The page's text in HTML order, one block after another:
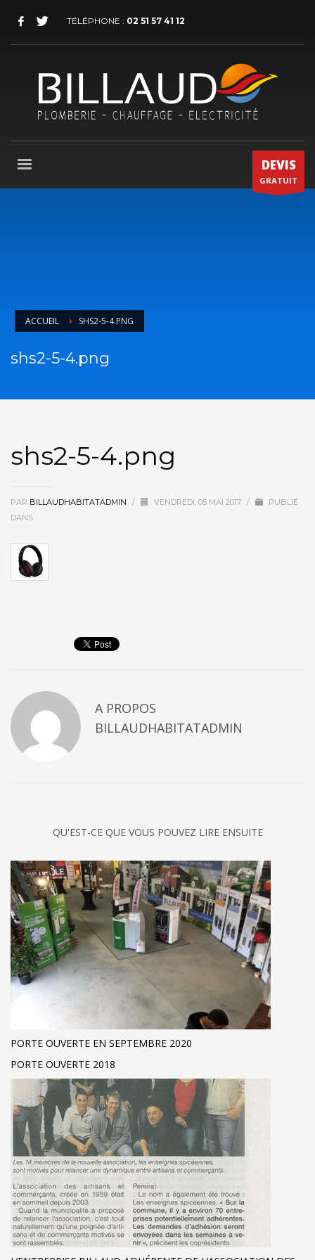
TÉLÉPHONE : 02 51 57 41 12
DEVIS
GRATUIT
ACCUEIL SHS2-5-4.PNG
shs2-5-4.png
shs2-5-4.png
PAR BILLAUDHABITATADMIN / VENDREDI, 05 MAI 2017 /
PUBLIÉ
DANS
A PROPOS
BILLAUDHABITATADMIN
QU'EST-CE QUE VOUS POUVEZ LIRE ENSUITE
PORTE OUVERTE EN SEPTEMBRE 2020
PORTE OUVERTE 2018